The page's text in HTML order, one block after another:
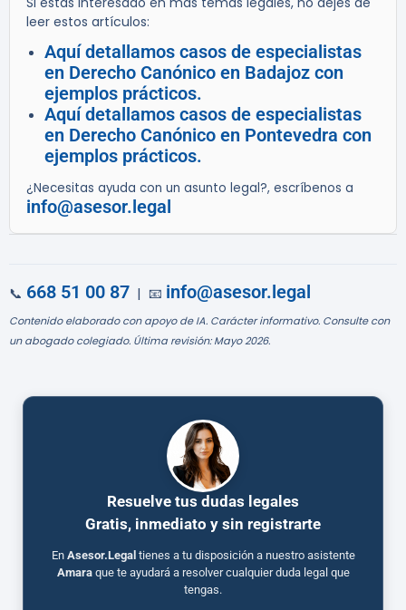
leer estos artículos:
Aquí detallamos casos de especialistas
en Derecho Canónico en Badajoz con
ejemplos prácticos.
Aquí detallamos casos de especialistas
en Derecho Canónico en Pontevedra con
ejemplos prácticos.
¿Necesitas ayuda con un asunto legal?, escríbenos a
info@asesor.legal
📞 668 51 00 87 | 📧 info@asesor.legal
Contenido elaborado con apoyo de IA. Carácter informativo. Consulte con
un abogado colegiado. Última revisión: Mayo 2026.
Resuelve tus dudas legales
Gratis, inmediato y sin registrarte
En Asesor.Legal tienes a tu disposición a nuestro asistente
Amaraque te ayudará a resolver cualquier duda legal que
tengas.